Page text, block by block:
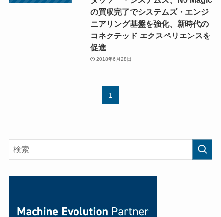
の買収完了でシステムズ・エンジ
ニアリング基盤を強化、新時代の
コネクテッド エクスペリエンスを
促進
2018年6月28日
1